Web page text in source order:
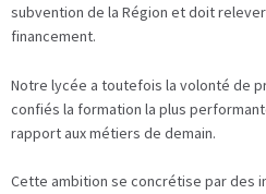
subvention de la Région et doit
financement.
Notre lycée a toutefois la volonté de
confiés la formation la plus
rapport aux métiers de demain.
Cette ambition se concrétise par des